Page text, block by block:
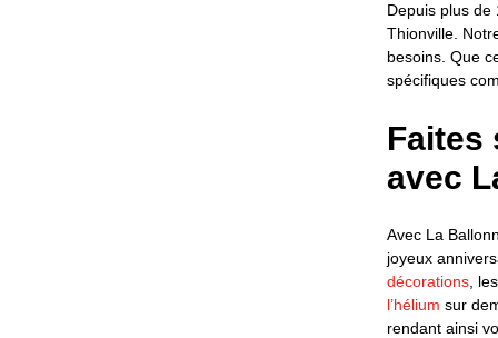
Depuis plus
Thionville.
besoins. Que
spécifiques
Faites
avec
Avec La
joyeux
décorations ,
l’hélium sur
rendant ainsi